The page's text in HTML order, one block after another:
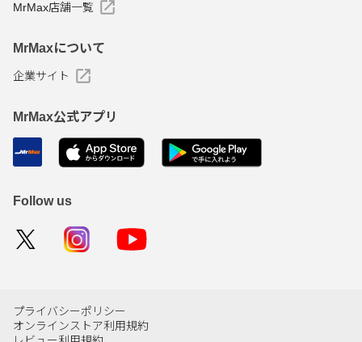
MrMax店舗一覧
MrMaxについて
企業サイト
MrMax公式アプリ
Follow us
プライバシーポリシー
オンラインストア利用規約